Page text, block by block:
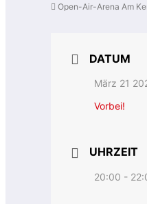
Open-Air-Arena Am
DATUM
März 21
Vorbei!
UHRZEIT
20:00 -